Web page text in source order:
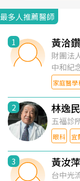
最多人推薦醫師
1 黃洽
財團法
中和紀
家庭醫學
2 林逸
五福診
眼科 宜
3 黃汝
台中光